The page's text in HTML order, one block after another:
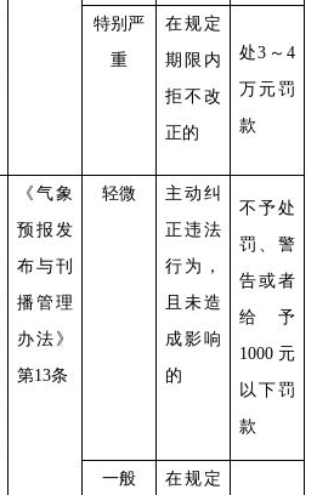
特别严
重
在规定
期限内
拒不改
正的
处3～4
万元罚
款
《气象
预报发
布与刊
播管理
办法》
第13条
轻微
主动纠
正违法
行为，
且未造
成影响
的
不予处
罚、警
告或者
给予
1000元
以下罚
款
一般
在规定